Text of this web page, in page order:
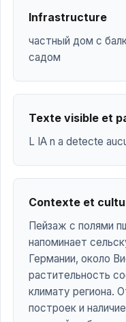
Infrastructure
частный дом с
садом
Texte visible et
L IA n a detecte
Contexte et
Пейзаж с полями
напоминает
Германии, около
растительность
климату региона.
построек и